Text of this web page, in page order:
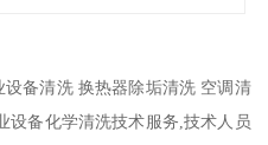
备清洗 换热器除垢清洗 空调清
设备化学清洗技术服务,技术人员